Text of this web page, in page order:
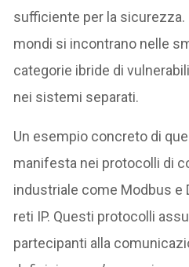
sufficiente per la sicurezza.
mondi si incontrano nelle
categorie ibride di
nei sistemi separati.
Un esempio concreto di
manifesta nei protocolli di
industriale come Modbus e
reti IP. Questi protocolli
partecipanti alla